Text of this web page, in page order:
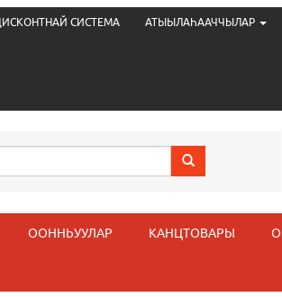
СИСТЕМА АТЫЫЛАҺААЧЧЫЛАР
ООННЬУУЛАР КАНЦТОВАРЫ